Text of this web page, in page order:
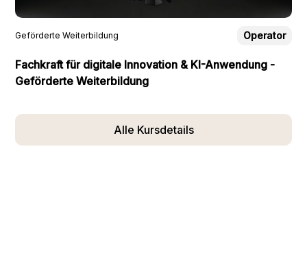
Geförderte Weiterbildung Operator
Fachkraft für digitale Innovation & KI-Anwendung -
Geförderte Weiterbildung
Alle Kursdetails